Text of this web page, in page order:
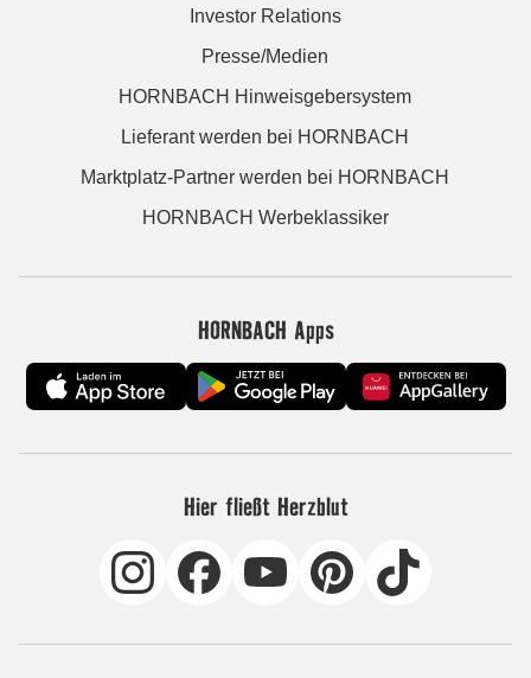
Investor Relations
Presse/Medien
HORNBACH Hinweisgebersystem
Lieferant werden bei HORNBACH
Marktplatz-Partner werden bei HORNBACH
HORNBACH Werbeklassiker
HORNBACH Apps
Hier fließt Herzblut